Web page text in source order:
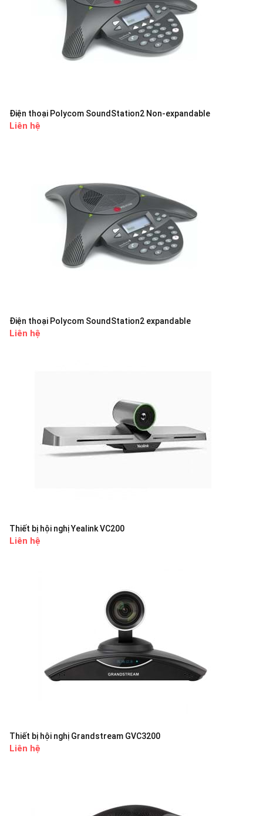
Điện thoại Polycom SoundStation2 Non-expandable
Liên hệ
Điện thoại Polycom SoundStation2 expandable
Liên hệ
Thiết bị hội nghị Yealink VC200
Liên hệ
Thiết bị hội nghị Grandstream GVC3200
Liên hệ